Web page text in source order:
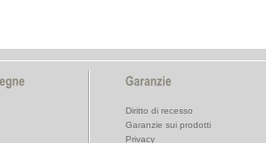
Diritto di recesso
Garanzie sui prodotti
Privacy